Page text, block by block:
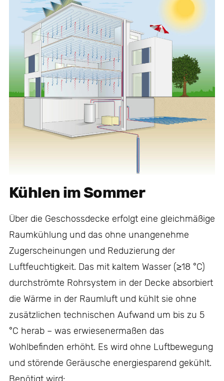
Kühlen im Sommer
Über die Geschossdecke erfolgt eine gleichmäßige
Raumkühlung und das ohne unangenehme
Zugerscheinungen und Reduzierung der
Luftfeuchtigkeit. Das mit kaltem Wasser (≥18 °C)
durchströmte Rohrsystem in der Decke absorbiert
die Wärme in der Raumluft und kühlt sie ohne
zusätzlichen technischen Aufwand um bis zu 5
°C herab – was erwiesenermaßen das
Wohlbefinden erhöht. Es wird ohne Luftbewegung
und störende Geräusche energiesparend gekühlt.